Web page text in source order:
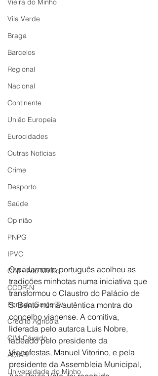
Vieira do Minho
Vila Verde
Braga
Barcelos
Regional
Nacional
Continente
União Europeia
Eurocidades
Outras Notícias
Crime
Desporto
Saúde
Opinião
PNPG
IPVC
CIM - Alto Minho
CCDR-N
Peneda Gerês TV
Crédito Agrícola
CIM-Cávado
ACIAB
Universidade do Minho
O parlamento português acolheu as
tradições minhotas numa iniciativa que
transformou o Claustro do Palácio de
S. Bento numa autêntica montra do
concelho vianense. A comitiva,
liderada pelo autarca Luís Nobre,
ladeado pelo presidente da
Vianafestas, Manuel Vitorino, e pela
presidente da Assembleia Municipal,